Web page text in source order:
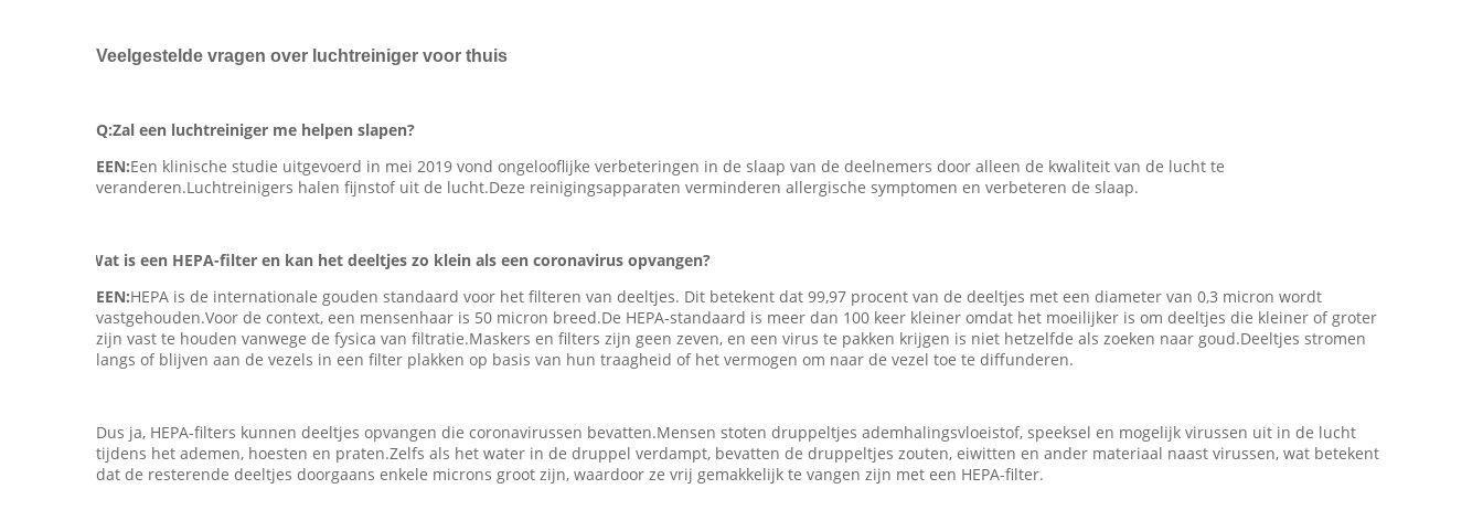
Veelgestelde vragen over luchtreiniger voor thuis
Q:Zal een luchtreiniger me helpen slapen?
EEN:Een klinische studie uitgevoerd in mei 2019 vond ongelooflijke verbeteringen in de slaap van de deelnemers door alleen de kwaliteit van de lucht te
veranderen.Luchtreinigers halen fijnstof uit de lucht.Deze reinigingsapparaten verminderen allergische symptomen en verbeteren de slaap.
V. Wat is een HEPA-filter en kan het deeltjes zo klein als een coronavirus opvangen?
EEN:HEPA is de internationale gouden standaard voor het filteren van deeltjes. Dit betekent dat 99,97 procent van de deeltjes met een diameter van 0,3 micron wordt
vastgehouden.Voor de context, een mensenhaar is 50 micron breed.De HEPA-standaard is meer dan 100 keer kleiner omdat het moeilijker is om deeltjes die kleiner of groter
zijn vast te houden vanwege de fysica van filtratie.Maskers en filters zijn geen zeven, en een virus te pakken krijgen is niet hetzelfde als zoeken naar goud.Deeltjes stromen
langs of blijven aan de vezels in een filter plakken op basis van hun traagheid of het vermogen om naar de vezel toe te diffunderen.
Dus ja, HEPA-filters kunnen deeltjes opvangen die coronavirussen bevatten.Mensen stoten druppeltjes ademhalingsvloeistof, speeksel en mogelijk virussen uit in de lucht
tijdens het ademen, hoesten en praten.Zelfs als het water in de druppel verdampt, bevatten de druppeltjes zouten, eiwitten en ander materiaal naast virussen, wat betekent
dat de resterende deeltjes doorgaans enkele microns groot zijn, waardoor ze vrij gemakkelijk te vangen zijn met een HEPA-filter.